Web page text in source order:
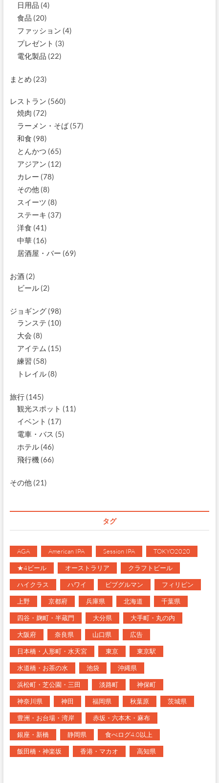
日用品 (4)
食品 (20)
ファッション (4)
プレゼント (3)
電化製品 (22)
まとめ (23)
レストラン (560)
焼肉 (72)
ラーメン・そば(57)
和食 (98)
とんかつ (65)
アジアン (12)
カレー (78)
その他(8)
スイーツ (8)
ステーキ (37)
洋食 (41)
中華(16)
居酒屋・バー (69)
お酒(2)
ビール(2)
ジョギング(98)
ランステ (10)
大会 (8)
アイテム (15)
練習 (58)
トレイル(8)
旅行(145)
観光スポット (11)
イベント (17)
電車・バス (5)
ホテル(46)
飛行機(66)
その他(21)
タグ
AGA American IPA Session IPA TOKYO2020
★4ビール オーストラリア クラフトビール
ハイクラス ハワイ ビブグルマン フィリピン
上野 京都府 兵庫県 北海道 千葉県
四谷・麹町・半蔵門 大分県 大手町・丸の内
大阪府 奈良県 山口県 広告
日本橋・人形町・水天宮 東京 東京駅
水道橋・お茶の水 池袋 沖縄県
浜松町・芝公園・三田 淡路町 神保町
神奈川県 神田 福岡県 秋葉原 茨城県
豊洲・お台場・湾岸 赤坂・六本木・麻布
銀座・新橋 静岡県 食べログ4.0以上
飯田橋・神楽坂 香港・マカオ 高知県